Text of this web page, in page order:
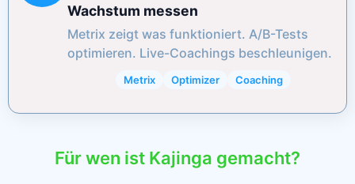
Wachstum messen
Metrix zeigt was funktioniert. A/B-Tests
optimieren. Live-Coachings beschleunigen.
Metrix Optimizer Coaching
Für wen ist Kajinga gemacht?